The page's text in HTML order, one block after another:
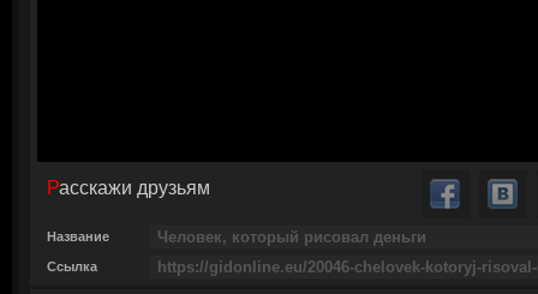
Расскажи друзьям
Название
Ссылка